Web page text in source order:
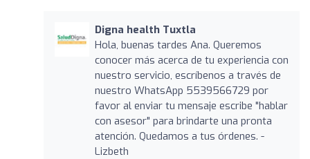
Digna health Tuxtla
Hola, buenas tardes Ana. Queremos
conocer más acerca de tu experiencia con
nuestro servicio, escríbenos a través de
nuestro WhatsApp 5539566729 por
favor al enviar tu mensaje escribe "hablar
con asesor" para brindarte una pronta
atención. Quedamos a tus órdenes. -
Lizbeth